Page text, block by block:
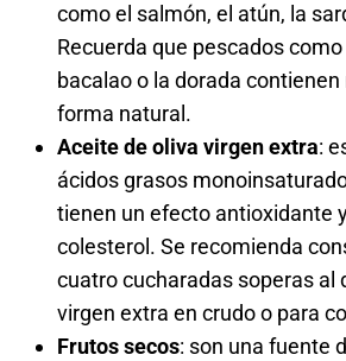
como el salmón, el atún, la
Recuerda que pescados
bacalao o la dorada
forma natural.
Aceite de oliva virgen extra:
ácidos grasos
tienen un efecto antioxidante
colesterol. Se recomienda
cuatro cucharadas soperas al
virgen extra en crudo o para
Frutos secos: son una fuente